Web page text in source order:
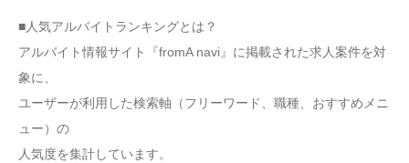
■人気アルバイトランキングとは？
アルバイト情報サイト『fromA navi』に掲載された求人案件を対
象に、
ユーザーが利用した検索軸（フリーワード、職種、おすすめメニ
ュー）の
人気度を集計しています。